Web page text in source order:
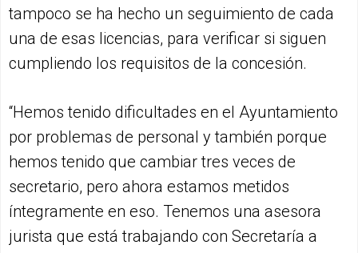
tampoco se ha hecho un seguimiento de cada
una de esas licencias, para verificar si siguen
cumpliendo los requisitos de la concesión.
“Hemos tenido dificultades en el Ayuntamiento
por problemas de personal y también porque
hemos tenido que cambiar tres veces de
secretario, pero ahora estamos metidos
íntegramente en eso. Tenemos una asesora
jurista que está trabajando con Secretaría a